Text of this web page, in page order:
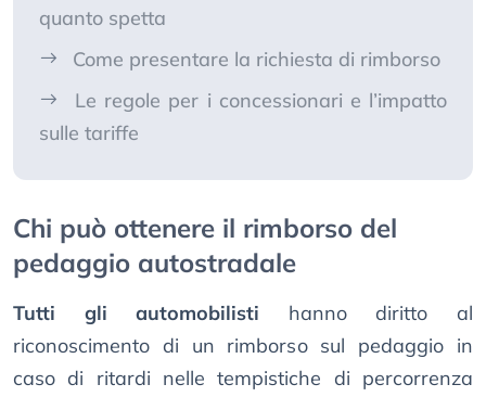
quanto spetta
Come presentare la richiesta di rimborso
Le regole per i concessionari e l’impatto
sulle tariffe
Chi può ottenere il rimborso del
pedaggio autostradale
Tutti gli automobilisti hanno diritto al
riconoscimento di un rimborso sul pedaggio in
caso di ritardi nelle tempistiche di percorrenza